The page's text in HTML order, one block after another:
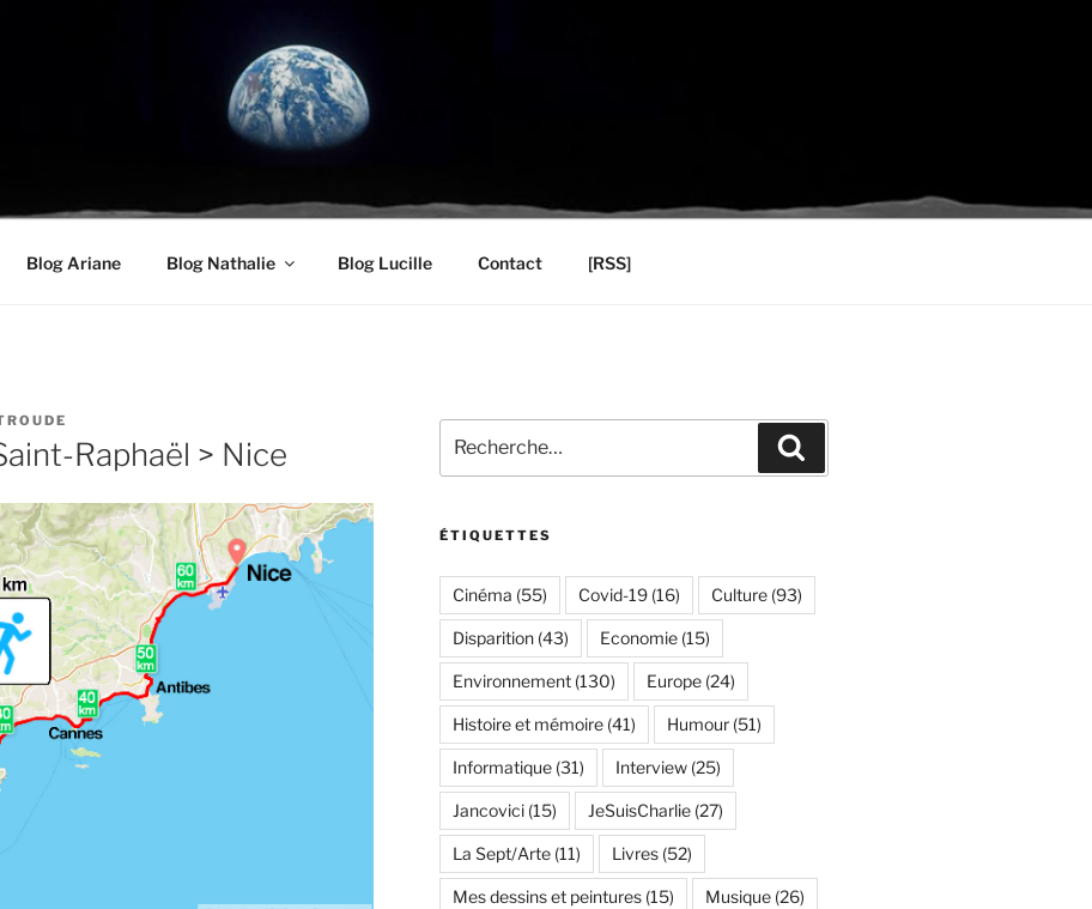
Blog Ariane Blog Nathalie Blog Lucille Contact [RSS]
Raphaël > Nice
pour
:
ÉTIQUETTES
Cinéma (55) Covid-19(16) Culture(93)
Disparition(43) Economie(15)
Environnement(130) Europe(24)
Histoire et mémoire(41) Humour(51)
Informatique(31) Interview(25)
Jancovici(15) JeSuisCharlie(27)
La Sept/Arte(11) Livres(52)
Mes dessins et peintures(15) Musique(26)